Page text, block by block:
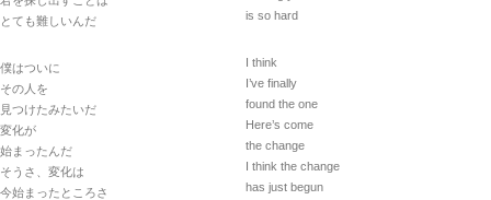
とても難しいんだ
僕はついに
その人を
見つけたみたいだ
変化が
始まったんだ
そうさ、変化は
今始まったところさ
is so hard
I think
I’ve finally
found the one
Here’s come
the change
I think the change
has just begun